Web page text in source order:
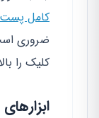
کامل پست
ضروری
کلیک را